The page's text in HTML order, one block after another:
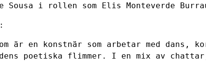
Sousa i rollen som Elis Monteverde
är en konstnär som arbetar med dans,
poetiska flimmer. I en mix av